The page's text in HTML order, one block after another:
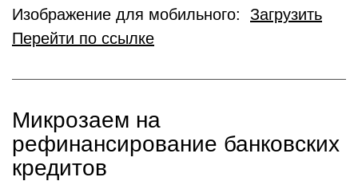
Изображение для мобильного: Загрузить
Перейти по ссылке
Микрозаем на
рефинансирование банковских
кредитов